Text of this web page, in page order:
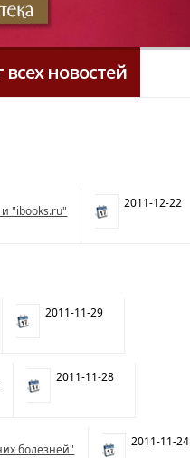
всех новостей
"ibooks.ru"
2011-12-22
2011-11-29
2011-11-28
болезней"
2011-11-24